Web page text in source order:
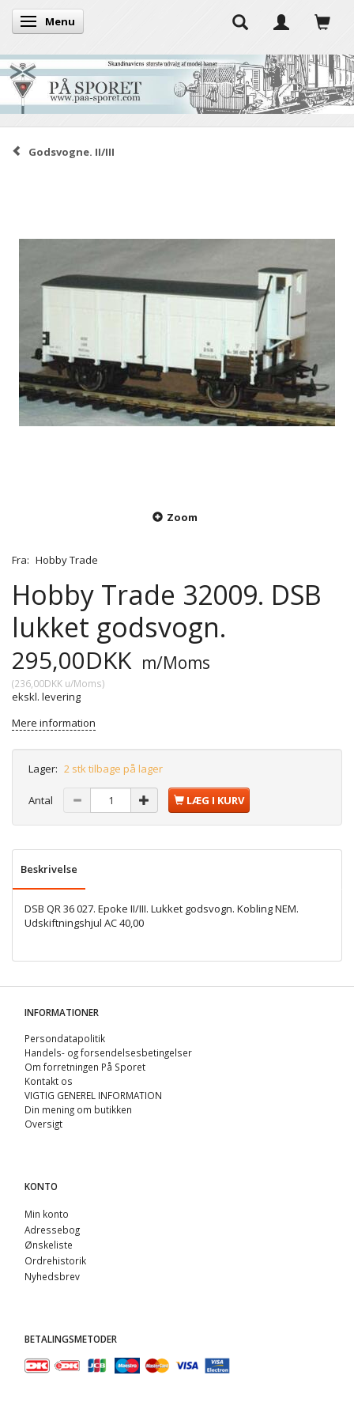
Skifte navigation
Menu
Godsvogne. II/III
Zoom
Fra: Hobby Trade
Hobby Trade 32009. DSB
lukket godsvogn.
295,00DKK m/Moms
(236,00DKK u/Moms)
ekskl. levering
Mere information
Lager: 2 stk tilbage på lager
Antal LÆG I KURV
Beskrivelse
DSB QR 36 027. Epoke II/III. Lukket godsvogn. Kobling NEM.
Udskiftningshjul AC 40,00
INFORMATIONER
Persondatapolitik
Handels- og forsendelsesbetingelser
Om forretningen På Sporet
Kontakt os
VIGTIG GENEREL INFORMATION
Din mening om butikken
Oversigt
KONTO
Min konto
Adressebog
Ønskeliste
Ordrehistorik
Nyhedsbrev
BETALINGSMETODER